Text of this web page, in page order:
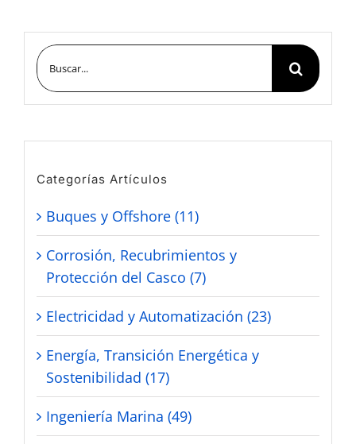
Buscar:
Categorías Artículos
Buques y Offshore (11)
Corrosión, Recubrimientos y
Protección del Casco (7)
Electricidad y Automatización (23)
Energía, Transición Energética y
Sostenibilidad (17)
Ingeniería Marina (49)